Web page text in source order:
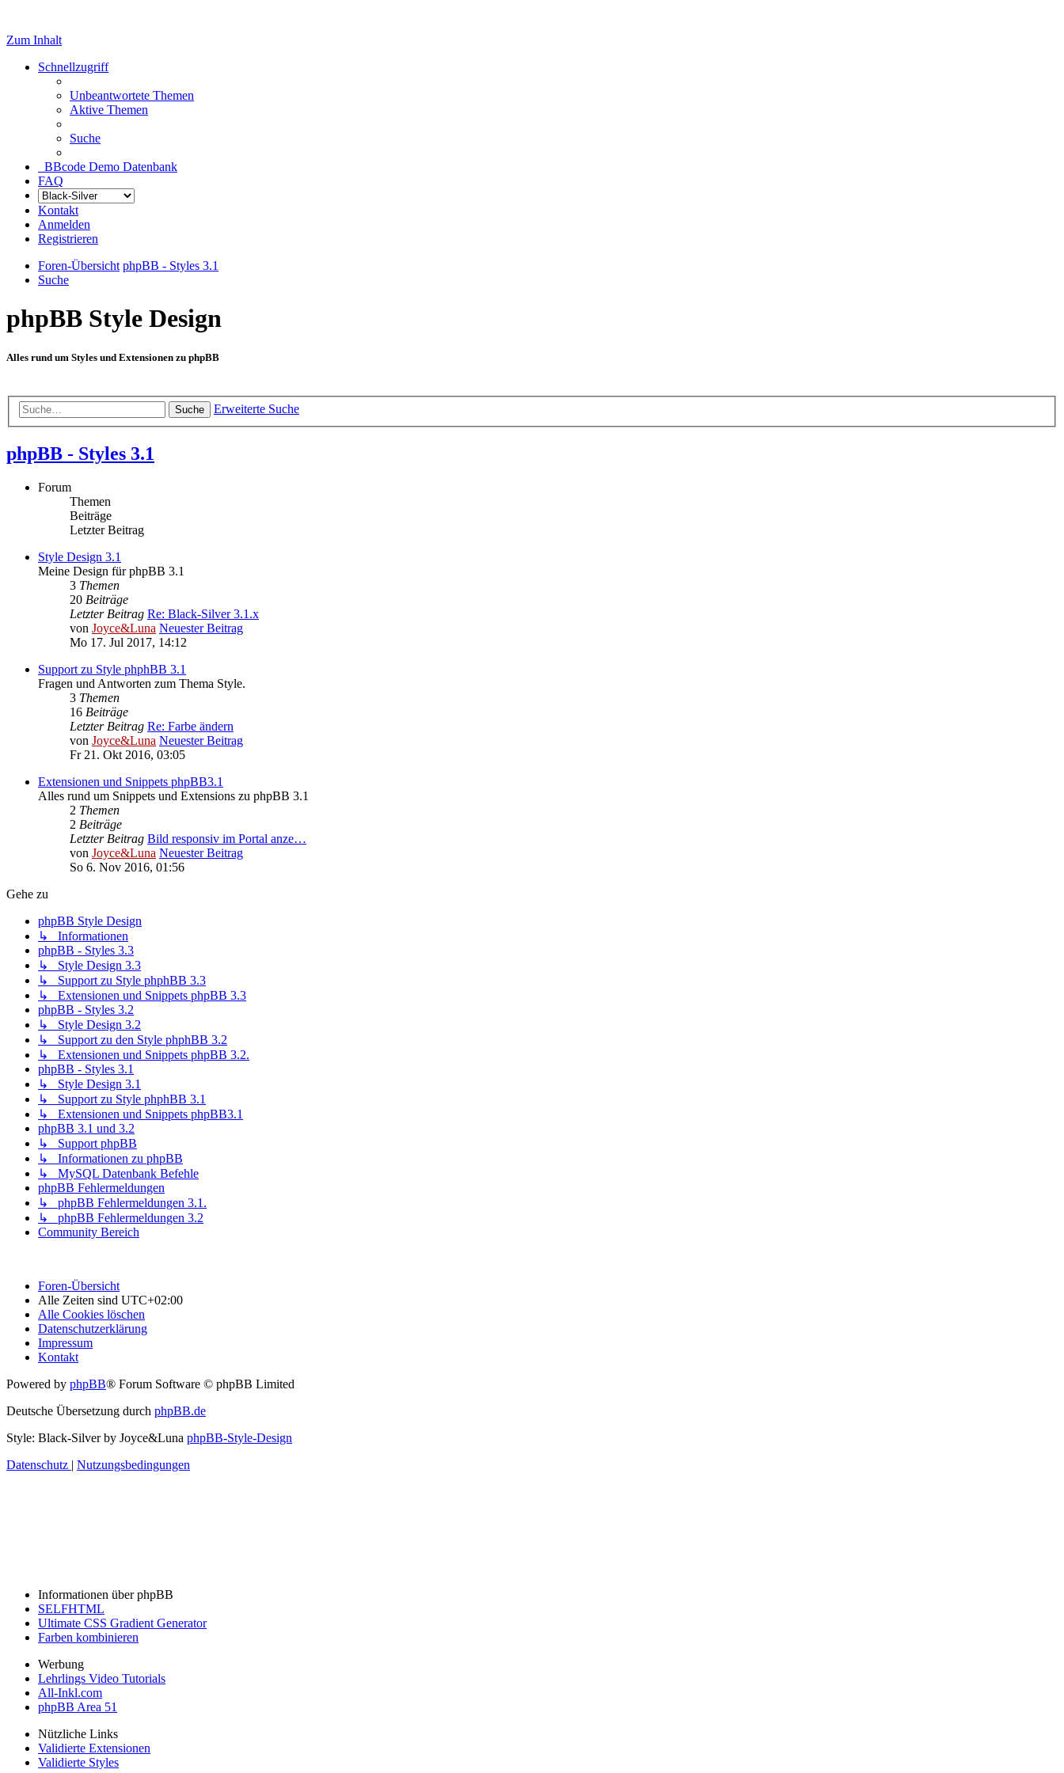
Zum Inhalt
Schnellzugriff
Unbeantwortete Themen
Aktive Themen
Suche
BBcode Demo Datenbank
FAQ
Kontakt
Anmelden
Registrieren
Foren-Übersicht phpBB - Styles 3.1
Suche
phpBB Style Design
Alles rund um Styles und Extensionen zu phpBB
Suche Erweiterte Suche
phpBB - Styles 3.1
Forum
Themen
Beiträge
Letzter Beitrag
Style Design 3.1
Meine Design für phpBB 3.1
3 Themen
20 Beiträge
Letzter Beitrag Re: Black-Silver 3.1.x
von Joyce&Luna Neuester Beitrag
Mo 17. Jul 2017, 14:12
Support zu Style phphBB 3.1
Fragen und Antworten zum Thema Style.
3 Themen
16 Beiträge
Letzter Beitrag Re: Farbe ändern
von Joyce&Luna Neuester Beitrag
Fr 21. Okt 2016, 03:05
Extensionen und Snippets phpBB3.1
Alles rund um Snippets und Extensions zu phpBB 3.1
2 Themen
2 Beiträge
Letzter Beitrag Bild responsiv im Portal anze…
von Joyce&Luna Neuester Beitrag
So 6. Nov 2016, 01:56
Gehe zu
phpBB Style Design
↳ Informationen
phpBB - Styles 3.3
↳ Style Design 3.3
↳ Support zu Style phphBB 3.3
↳ Extensionen und Snippets phpBB 3.3
phpBB - Styles 3.2
↳ Style Design 3.2
↳ Support zu den Style phphBB 3.2
↳ Extensionen und Snippets phpBB 3.2.
phpBB - Styles 3.1
↳ Style Design 3.1
↳ Support zu Style phphBB 3.1
↳ Extensionen und Snippets phpBB3.1
phpBB 3.1 und 3.2
↳ Support phpBB
↳ Informationen zu phpBB
↳ MySQL Datenbank Befehle
phpBB Fehlermeldungen
↳ phpBB Fehlermeldungen 3.1.
↳ phpBB Fehlermeldungen 3.2
Community Bereich
Foren-Übersicht
Alle Zeiten sind UTC+02:00
Alle Cookies löschen
Datenschutzerklärung
Impressum
Kontakt
Powered by phpBB® Forum Software © phpBB Limited
Deutsche Übersetzung durch phpBB.de
Style: Black-Silver by Joyce&Luna phpBB-Style-Design
Datenschutz | Nutzungsbedingungen
Informationen über phpBB
SELFHTML
Ultimate CSS Gradient Generator
Farben kombinieren
Werbung
Lehrlings Video Tutorials
All-Inkl.com
phpBB Area 51
Nützliche Links
Validierte Extensionen
Validierte Styles